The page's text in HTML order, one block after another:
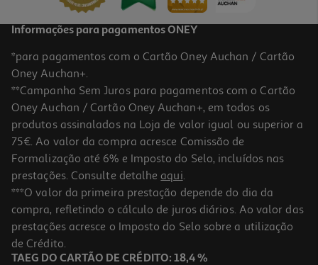
Informações para pagamentos ONEY
*para pagamentos com o Cartão Oney Auchan / Cartão
Oney Auchan+.
**Campanha Sem Juros para pagamentos com o Cartão
Oney Auchan / Cartão Oney Auchan+, em todos os
produtos assinalados na Loja de valor igual ou superior a
75€. Ao valor da compra acresce Comissão de
Formalização até 6% e Imposto do Selo, incluídos nas
prestações. Consulte detalhe aqui.
***O valor da primeira prestação depende do dia da
compra, refletindo o cálculo de juros diários. Ao valor das
prestações acresce o Imposto do Selo sobre a utilização
de Crédito.
TAEG DO CARTÃO DE CRÉDITO: 18,4 %